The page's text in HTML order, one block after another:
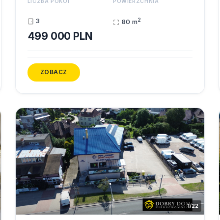
LICZBA POKOI
3
POWIERZCHNIA
80 m2
499 000 PLN
ZOBACZ
1/22